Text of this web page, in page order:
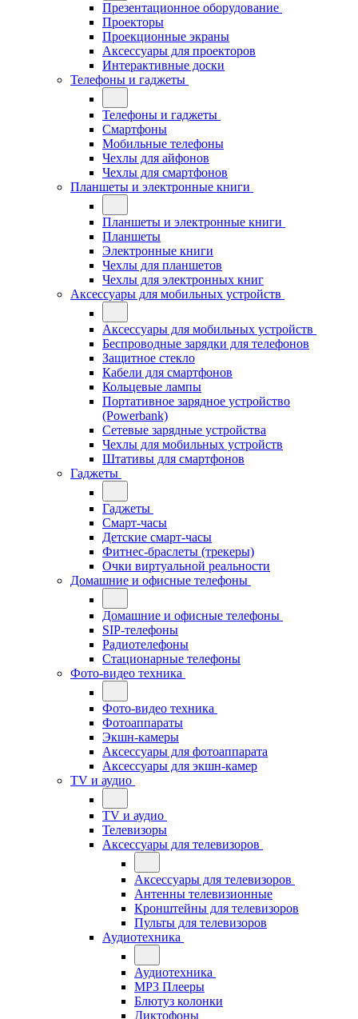
Презентационное оборудование
Проекторы
Проекционные экраны
Аксессуары для проекторов
Интерактивные доски
Телефоны и гаджеты
Телефоны и гаджеты
Смартфоны
Мобильные телефоны
Чехлы для айфонов
Чехлы для смартфонов
Планшеты и электронные книги
Планшеты и электронные книги
Планшеты
Электронные книги
Чехлы для планшетов
Чехлы для электронных книг
Аксессуары для мобильных устройств
Аксессуары для мобильных устройств
Беспроводные зарядки для телефонов
Защитное стекло
Кабели для смартфонов
Кольцевые лампы
Портативное зарядное устройство
(Powerbank)
Сетевые зарядные устройства
Чехлы для мобильных устройств
Штативы для смартфонов
Гаджеты
Гаджеты
Смарт-часы
Детские смарт-часы
Фитнес-браслеты (трекеры)
Очки виртуальной реальности
Домашние и офисные телефоны
Домашние и офисные телефоны
SIP-телефоны
Радиотелефоны
Стационарные телефоны
Фото-видео техника
Фото-видео техника
Фотоаппараты
Экшн-камеры
Аксессуары для фотоаппарата
Аксессуары для экшн-камер
TV и аудио
TV и аудио
Телевизоры
Аксессуары для телевизоров
Аксессуары для телевизоров
Антенны телевизионные
Кронштейны для телевизоров
Пульты для телевизоров
Аудиотехника
Аудиотехника
MP3 Плееры
Блютуз колонки
Диктофоны